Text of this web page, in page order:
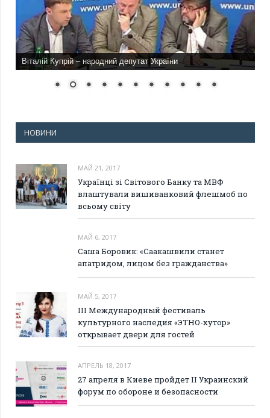
Віталій Купрій – народний депутат України
НОВИНИ
МАЙ 21, 2017
Українці зі Світового Банку та МВФ
влаштували вишиванковий флешмоб по
всьому світу
МАЙ 6, 2017
Саша Боровик: «Саакашвили станет
апатридом, лицом без гражданства»
МАЙ 5, 2017
III Международный фестиваль
культурного наследия «ЭТНО-хутор»
открывает двери для гостей
АПРЕЛЬ 18, 2017
27 апреля в Киеве пройдет II Украинский
форум по обороне и безопасности